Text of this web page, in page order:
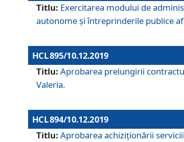
Titlu: Exercitarea modului de
autonome și întreprinderile publice
HCL 895/10.12.2019
Titlu: Aprobarea prelungirii
Valeria.
HCL 894/10.12.2019
Titlu: Aprobarea achiziţionării